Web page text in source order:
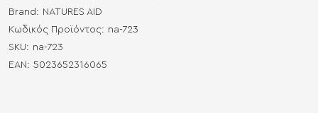
Brand: NATURES AID
Κωδικός Προϊόντος: na-723
SKU: na-723
EAN: 5023652316065